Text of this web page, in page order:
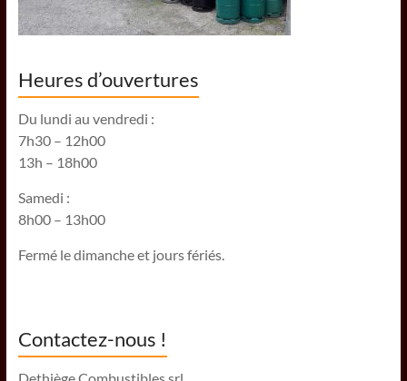
Heures d’ouvertures
Du lundi au vendredi :
7h30 – 12h00
13h – 18h00
Samedi :
8h00 – 13h00
Fermé le dimanche et jours fériés.
Contactez-nous !